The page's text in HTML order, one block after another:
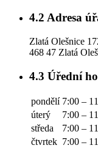
4.2 Adresa
Zlatá Olešnice
468 47 Zlatá
4.3 Úřední
pondělí 7:00 –
úterý
7:00 –
středa
7:00 –
čtvrtek 7:00 –